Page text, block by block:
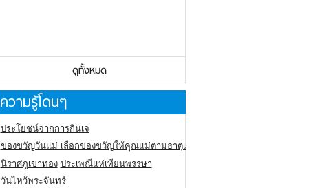
ดูทั้งหมด
ความรู้โดนๆ
ประโยชน์จากการกินเจ
ของขวัญวันแม่ เลือกของขวัญให้คุณแม่ตามธาตุเกิด
นิราศภูเขาทอง ประเพณีแห่เทียนพรรษา
วันไหว้พระจันทร์